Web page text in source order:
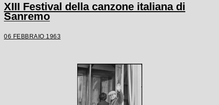
XIII Festival della canzone italiana di
Sanremo
06 FEBBRAIO 1963